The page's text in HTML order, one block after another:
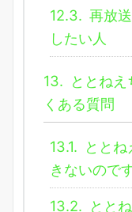
12.3. 再放
したい人
13. ととね
くある質問
13.1. とと
きないので
13.2. とと